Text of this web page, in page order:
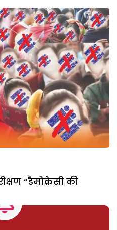
“डैमोक्रेसी की